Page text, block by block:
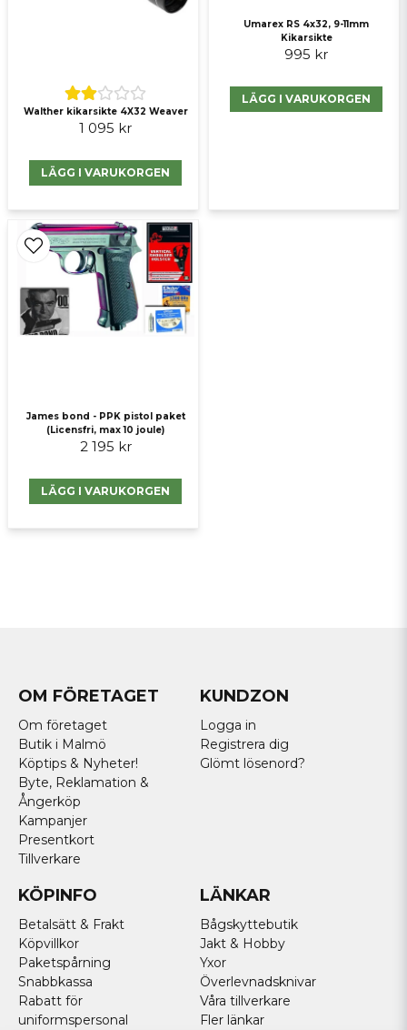
Skicka fråga
Walther kikarsikte 4X32 Weaver
1 095 kr
LÄGG I VARUKORGEN
Umarex RS 4x32, 9-11mm
Kikarsikte
995 kr
LÄGG I VARUKORGEN
James bond - PPK pistol paket
(Licensfri, max 10 joule)
2 195 kr
LÄGG I VARUKORGEN
OM FÖRETAGET
Om företaget
Butik i Malmö
Köptips & Nyheter!
Byte, Reklamation &
Ångerköp
Kampanjer
Presentkort
Tillverkare
KUNDZON
Logga in
Registrera dig
Glömt lösenord?
KÖPINFO
Betalsätt & Frakt
Köpvillkor
Paketspårning
Snabbkassa
Rabatt för
uniformspersonal
LÄNKAR
Bågskyttebutik
Jakt & Hobby
Yxor
Överlevnadsknivar
Våra tillverkare
Fler länkar